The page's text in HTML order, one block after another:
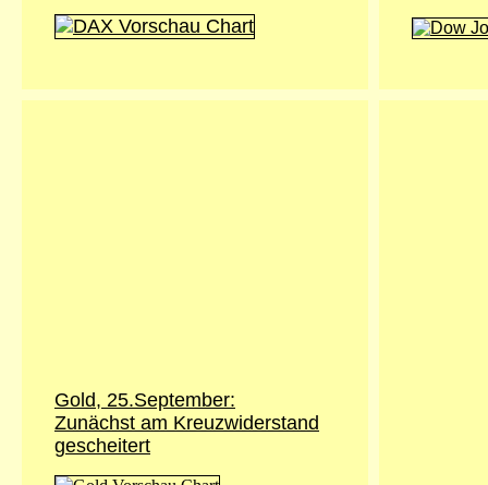
Gold, 25.September:
Zunächst am Kreuzwiderstand
gescheitert